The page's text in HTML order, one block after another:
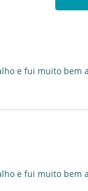
e fui muito bem
e fui muito bem